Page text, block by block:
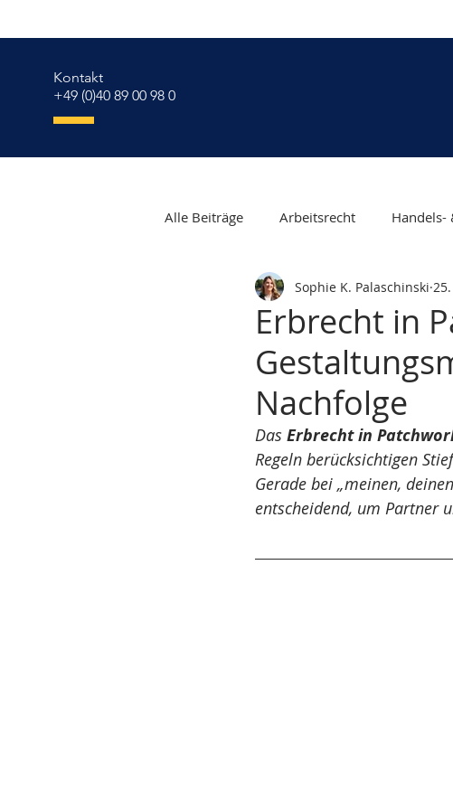
Alle Beiträge Arbeitsrecht Handels-
Verbraucherschutz
Migrationsrecht Mutterschutz
gesetzliche Nachfolge Sanierungs-
Datenschutzrecht
Erbrecht in
Nachfolge
Sophie K. Palaschinski
Das Erbrecht in
Regeln berücksichtigen
Gerade bei „meinen,
entscheidend, um Partner
Kontakt
+49 (0)40 89 00 98 0